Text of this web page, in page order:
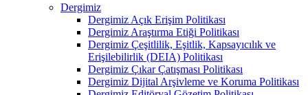
Dergimiz
Dergimiz Açık Erişim Politikası
Dergimiz Araştırma Etiği Politikası
Dergimiz Çeşitlilik, Eşitlik, Kapsayıcılık ve
Erişilebilirlik (DEIA) Politikası
Dergimiz Çıkar Çatışması Politikası
Dergimiz Dijital Arşivleme ve Koruma Politikası